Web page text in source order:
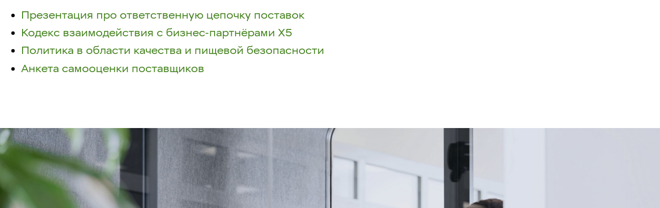
Презентация про ответственную цепочку поставок
Кодекс взаимодействия с бизнес-партнёрами Х5
Политика в области качества и пищевой безопасности
Анкета самооценки поставщиков